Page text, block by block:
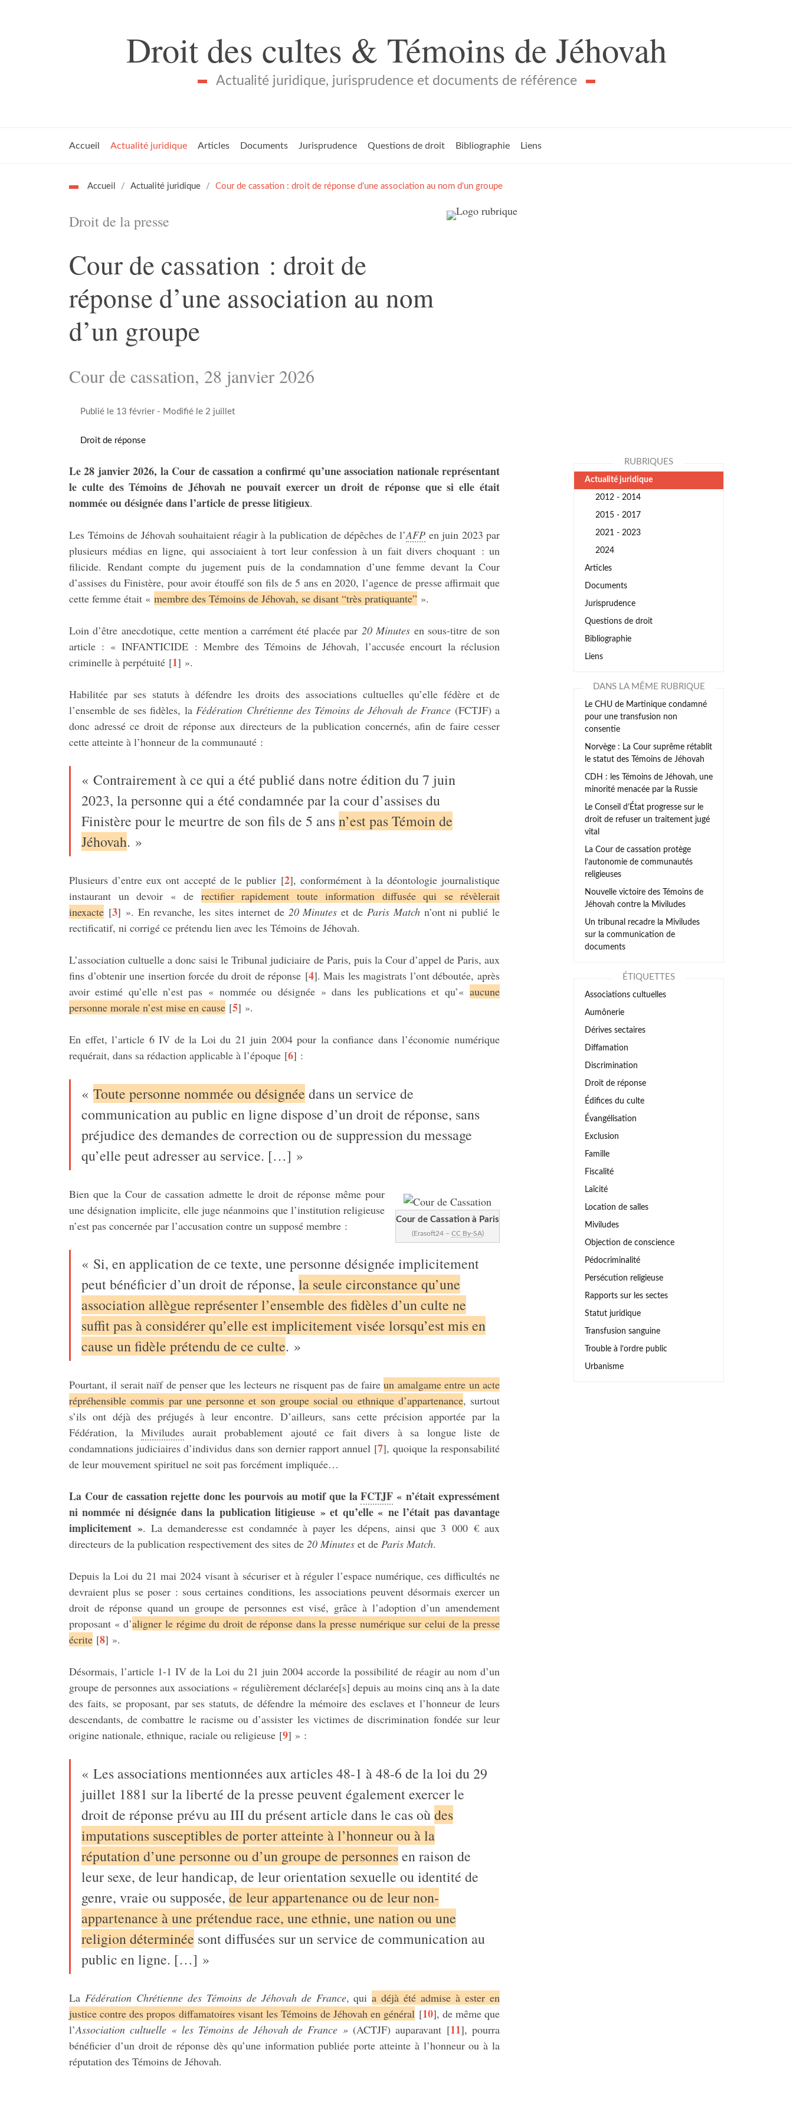
Droit des cultes & Témoins de Jéhovah
Actualité juridique, jurisprudence et documents de référence
Accueil Actualité juridique Articles Documents Jurisprudence Questions de droit Bibliographie Liens
Accueil Actualité juridique Cour de cassation : droit de réponse d’une association au nom d’un groupe
Droit de la presse
Cour de cassation : droit de
réponse d’une association au nom
d’un groupe
Cour de cassation, 28 janvier 2026
Publié le 13 février- Modifié le 2 juillet
Droit de réponse
Le 28 janvier 2026, la Cour de cassation a confirmé qu’une association nationale représentant
le culte des Témoins de Jéhovah ne pouvait exercer un droit de réponse que si elle était
nommée ou désignée dans l’article de presse litigieux.
Les Témoins de Jéhovah souhaitaient réagir à la publication de dépêches de l’AFP en juin 2023 par
plusieurs médias en ligne, qui associaient à tort leur confession à un fait divers choquant : un
filicide. Rendant compte du jugement puis de la condamnation d’une femme devant la Cour
d’assises du Finistère, pour avoir étouffé son fils de 5 ans en 2020, l’agence de presse affirmait que
cette femme était « membre des Témoins de Jéhovah, se disant “très pratiquante” ».
Loin d’être anecdotique, cette mention a carrément été placée par 20 Minutes en sous-titre de son
article : « INFANTICIDE : Membre des Témoins de Jéhovah, l’accusée encourt la réclusion
criminelle à perpétuité [1] ».
Habilitée par ses statuts à défendre les droits des associations cultuelles qu’elle fédère et de
l’ensemble de ses fidèles, la Fédération Chrétienne des Témoins de Jéhovah de France (FCTJF) a
donc adressé ce droit de réponse aux directeurs de la publication concernés, afin de faire cesser
cette atteinte à l’honneur de la communauté :
« Contrairement à ce qui a été publié dans notre édition du 7 juin
2023, la personne qui a été condamnée par la cour d’assises du
Finistère pour le meurtre de son fils de 5 ansn’est pas Témoin de
Jéhovah. »
Plusieurs d’entre eux ont accepté de le publier [2], conformément à la déontologie journalistique
instaurant un devoir « de rectifier rapidement toute information diffusée qui se révèlerait
inexacte [3] ». En revanche, les sites internet de 20 Minutes et de Paris Matchn’ont ni publié le
rectificatif, ni corrigé ce prétendu lien avec les Témoins de Jéhovah.
L’association cultuelle a donc saisi le Tribunal judiciaire de Paris, puis la Cour d’appel de Paris, aux
fins d’obtenir une insertion forcée du droit de réponse [4]. Mais les magistrats l’ont déboutée, après
avoir estimé qu’elle n’est pas « nommée ou désignée » dans les publications et qu’« aucune
personne morale n’est mise en cause [5] ».
En effet, l’article 6 IV de la Loi du 21 juin 2004 pour la confiance dans l’économie numérique
requérait, dans sa rédaction applicable à l’époque [6] :
« Toute personne nommée ou désignée dans un service de
communication au public en ligne dispose d’un droit de réponse, sans
préjudice des demandes de correction ou de suppression du message
qu’elle peut adresser au service. […] »
Cour de Cassation à Paris
(Erasoft24 – CC By-SA)
Bien que la Cour de cassation admette le droit de réponse même pour
une désignation implicite, elle juge néanmoins que l’institution religieuse
n’est pas concernée par l’accusation contre un supposé membre :
« Si, en application de ce texte, une personne désignée implicitement
peut bénéficier d’un droit de réponse, la seule circonstance qu’une
association allègue représenter l’ensemble des fidèles d’un culte ne
suffit pas à considérer qu’elle est implicitement visée lorsqu’est mis en
cause un fidèle prétendu de ce culte. »
Pourtant, il serait naïf de penser que les lecteurs ne risquent pas de faireun amalgame entre un acte
répréhensible commis par une personne et son groupe social ou ethnique d’appartenance, surtout
s’ils ont déjà des préjugés à leur encontre. D’ailleurs, sans cette précision apportée par la
Fédération, laMiviludes aurait probablement ajouté ce fait divers à sa longue liste de
condamnations judiciaires d’individus dans son dernier rapport annuel [7], quoique la responsabilité
de leur mouvement spirituel ne soit pas forcément impliquée…
La Cour de cassation rejette donc les pourvois au motif que laFCTJF « n’était expressément
ni nommée ni désignée dans la publication litigieuse » et qu’elle « ne l’était pas davantage
implicitement ». La demanderesse est condamnée à payer les dépens, ainsi que 3 000 € aux
directeurs de la publication respectivement des sites de 20 Minutes et de Paris Match.
Depuis la Loi du 21 mai 2024 visant à sécuriser et à réguler l’espace numérique, ces difficultés ne
devraient plus se poser : sous certaines conditions, les associations peuvent désormais exercer un
droit de réponse quand un groupe de personnes est visé, grâce à l’adoption d’un amendement
proposant « d’aligner le régime du droit de réponse dans la presse numérique sur celui de la presse
écrite [8] ».
Désormais, l’article 1-1 IV de la Loi du 21 juin 2004 accorde la possibilité de réagir au nom d’un
groupe de personnes aux associations « régulièrement déclarée[s] depuis au moins cinq ans à la date
des faits, se proposant, par ses statuts, de défendre la mémoire des esclaves et l’honneur de leurs
descendants, de combattre le racisme ou d’assister les victimes de discrimination fondée sur leur
origine nationale, ethnique, raciale ou religieuse [9] » :
« Les associations mentionnées aux articles 48-1 à 48-6 de la loi du 29
juillet 1881 sur la liberté de la presse peuvent également exercer le
droit de réponse prévu au III du présent article dans le cas oùdes
imputations susceptibles de porter atteinte à l’honneur ou à la
réputation d’une personne ou d’un groupe de personnesen raison de
leur sexe, de leur handicap, de leur orientation sexuelle ou identité de
genre, vraie ou supposée, de leur appartenance ou de leur non-
appartenance à une prétendue race, une ethnie, une nation ou une
religion déterminée sont diffusées sur un service de communication au
public en ligne. […] »
La Fédération Chrétienne des Témoins de Jéhovah de France, quia déjà été admise à ester en
justice contre des propos diffamatoires visant les Témoins de Jéhovah en général [10], de même que
l’Association cultuelle « les Témoins de Jéhovah de France » (ACTJF) auparavant [11], pourra
bénéficier d’un droit de réponse dès qu’une information publiée porte atteinte à l’honneur ou à la
réputation des Témoins de Jéhovah.
RUBRIQUES
Actualité juridique
2012 - 2014
2015 - 2017
2021 - 2023
2024
Articles
Documents
Jurisprudence
Questions de droit
Bibliographie
Liens
DANS LA MÊME RUBRIQUE
Le CHU de Martinique condamné
pour une transfusion non
consentie
Norvège : La Cour suprême rétablit
le statut des Témoins de Jéhovah
CDH : les Témoins de Jéhovah, une
minorité menacée par la Russie
Le Conseil d’État progresse sur le
droit de refuser un traitement jugé
vital
La Cour de cassation protège
l’autonomie de communautés
religieuses
Nouvelle victoire des Témoins de
Jéhovah contre la Miviludes
Un tribunal recadre la Miviludes
sur la communication de
documents
ÉTIQUETTES
Associations cultuelles
Aumônerie
Dérives sectaires
Diffamation
Discrimination
Droit de réponse
Édifices du culte
Évangélisation
Exclusion
Famille
Fiscalité
Laïcité
Location de salles
Miviludes
Objection de conscience
Pédocriminalité
Persécution religieuse
Rapports sur les sectes
Statut juridique
Transfusion sanguine
Trouble à l’ordre public
Urbanisme